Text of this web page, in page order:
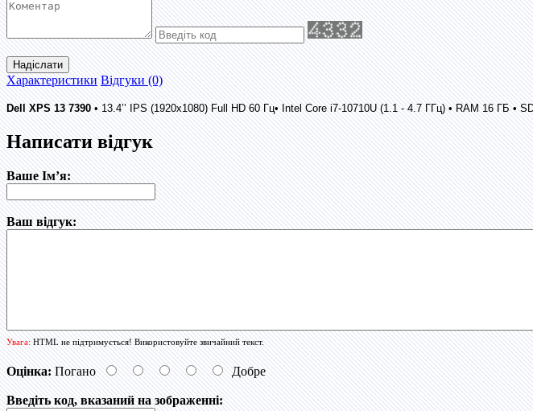
Надіслати
Характеристики Відгуки (0)
Dell XPS 13 7390• 13.4’’ IPS (1920x1080) Full HD 60 Гц• Intel Core i7-10710U (1.1 - 4.7 ГГц) • RAM 16 ГБ
Написати відгук
Ваше Ім’я:
Ваш відгук:
Увага:HTML не підтримується! Використовуйте звичайний текст.
Оцінка: Погано Добре
Введіть код, вказаний на зображенні: